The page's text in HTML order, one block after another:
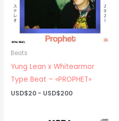
Beats
Yung Lean x Whitearmor
Type Beat – «PROPHET»
USD$20 - USD$200Rango